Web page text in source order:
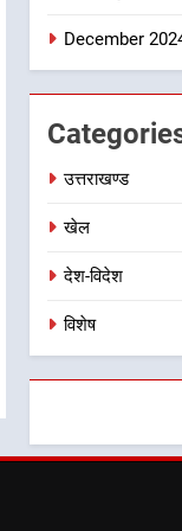
December
उत्तराखण्ड
खेल
देश-विदेश
विशेष